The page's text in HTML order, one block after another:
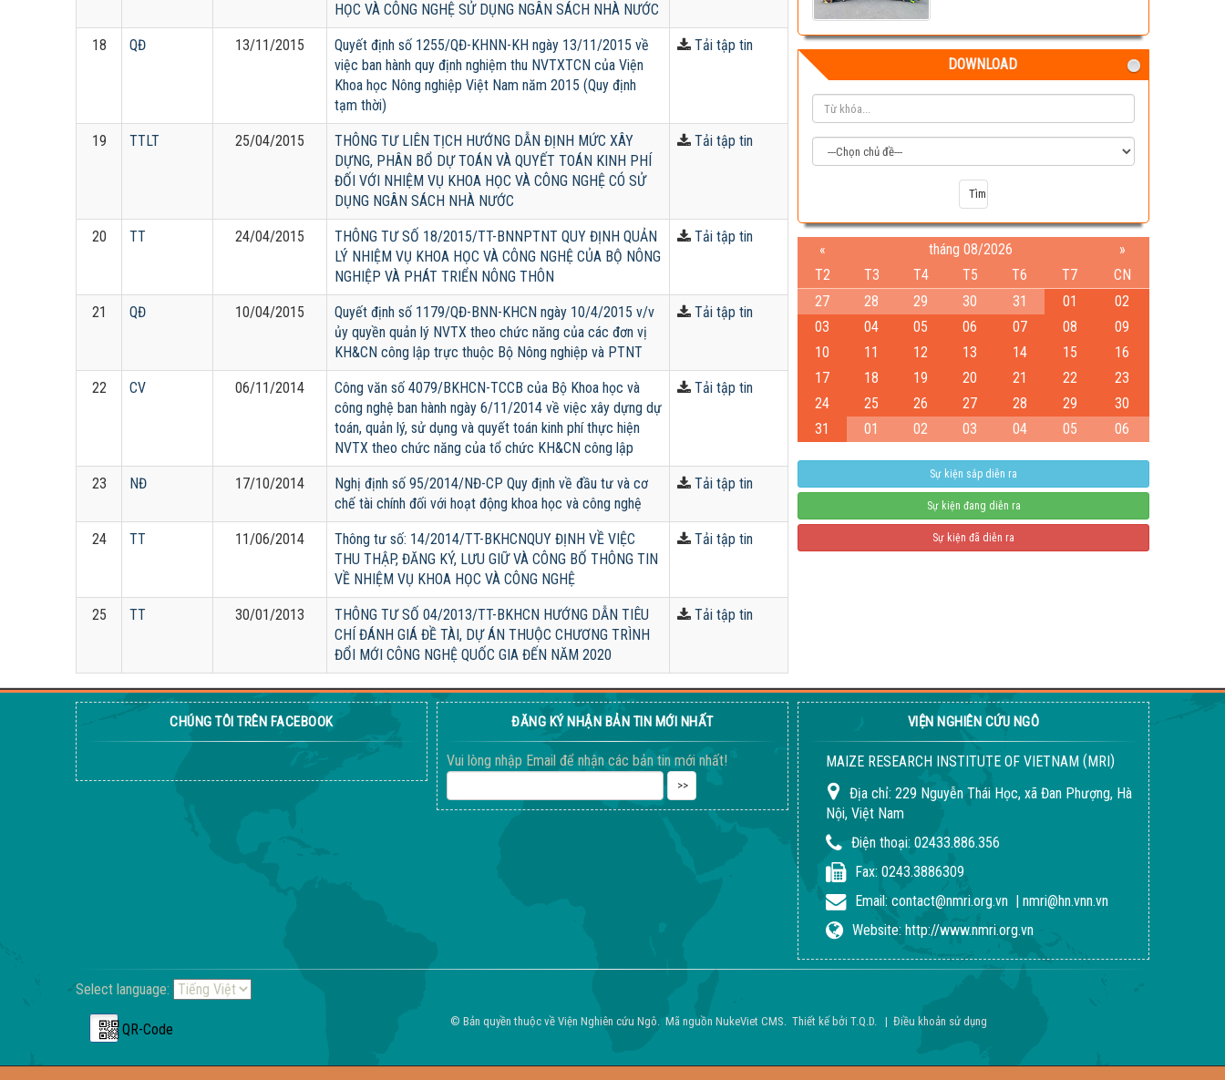
HỌC VÀ CÔNG NGHỆ SỬ DỤNG NGÂN SÁCH NHÀ NƯỚC
18 QĐ 13/11/2015
Quyết định số 1255/QĐ-KHNN-KH ngày 13/11/2015 về
việc ban hành quy định nghiệm thu NVTXTCN của Viện
Khoa học Nông nghiệp Việt Nam năm 2015 (Quy định
tạm thời)
Tải tập tin
19 TTLT 25/04/2015
THÔNG TƯ LIÊN TỊCH HƯỚNG DẪN ĐỊNH MỨC XÂY
DỰNG, PHÂN BỔ DỰ TOÁN VÀ QUYẾT TOÁN KINH PHÍ
ĐỐI VỚI NHIỆM VỤ KHOA HỌC VÀ CÔNG NGHỆ CÓ SỬ
DỤNG NGÂN SÁCH NHÀ NƯỚC
Tải tập tin
20 TT 24/04/2015
THÔNG TƯ SỐ 18/2015/TT-BNNPTNT QUY ĐỊNH QUẢN
LÝ NHIỆM VỤ KHOA HỌC VÀ CÔNG NGHỆ CỦA BỘ NÔNG
NGHIỆP VÀ PHÁT TRIỂN NÔNG THÔN
Tải tập tin
21 QĐ 10/04/2015
Quyết định số 1179/QĐ-BNN-KHCN ngày 10/4/2015 v/v
ủy quyền quản lý NVTX theo chức năng của các đơn vị
KH&CN công lập trực thuộc Bộ Nông nghiệp và PTNT
Tải tập tin
22 CV 06/11/2014
Công văn số 4079/BKHCN-TCCB của Bộ Khoa học và
công nghệ ban hành ngày 6/11/2014 về việc xây dựng dự
toán, quản lý, sử dụng và quyết toán kinh phí thực hiện
NVTX theo chức năng của tổ chức KH&CN công lập
Tải tập tin
23 NĐ 17/10/2014
Nghị định số 95/2014/NĐ-CP Quy định về đầu tư và cơ
chế tài chính đối với hoạt động khoa học và công nghệ
Tải tập tin
24 TT 11/06/2014
Thông tư số: 14/2014/TT-BKHCNQUY ĐỊNH VỀ VIỆC
THU THẬP, ĐĂNG KÝ, LƯU GIỮ VÀ CÔNG BỐ THÔNG TIN
VỀ NHIỆM VỤ KHOA HỌC VÀ CÔNG NGHỆ
Tải tập tin
25 TT 30/01/2013
THÔNG TƯ SỐ 04/2013/TT-BKHCN HƯỚNG DẪN TIÊU
CHÍ ĐÁNH GIÁ ĐỀ TÀI, DỰ ÁN THUỘC CHƯƠNG TRÌNH
ĐỔI MỚI CÔNG NGHỆ QUỐC GIA ĐẾN NĂM 2020
Tải tập tin
Test
04-08-2026 06:15:38 PM
Giống ngô ngọt 198
04-08-2026 06:14:37 PM
Quy trình giống LVN152
02-08-2018 04:24:51 PM
Quy trình giống LVN146
DOWNLOAD
« tháng 08/2026
»
T2
T3 T4 T5 T6 T7
CN
27
28 29 30 31 01
02
03
04 05 06 07 08
09
10
11 12 13 14 15
16
17
18 19 20 21 22
23
24
25 26 27 28 29
30
31
01 02 03 04 05 06
Sự kiện sắp diễn ra
Sự kiện đang diễn ra
Sự kiện đã diễn ra
CHÚNG TÔI TRÊN FACEBOOK ĐĂNG KÝ NHẬN BẢN TIN MỚI NHẤT
Vui lòng nhập Email để nhận các bản tin mới nhất!
VIỆN NGHIÊN CỨU NGÔ
MAIZE RESEARCH INSTITUTE OF VIETNAM ( MRI )
Địa chỉ: 229 Nguyễn Thái Học, xã Đan Phượng, Hà
Nội, Việt Nam
Điện thoại: 02433.886.356
Fax: 0243.3886309
Email: contact@nmri.org.vn
nmri@hn.vnn.vn
Website: http://www.nmri.org.vn
Select language:
QR-Code © Bản quyền thuộc về Viện Nghiên cứu Ngô. Mã nguồn NukeViet CMS. Thiết kế bởi T.Q.D. | Điều khoản sử dụng